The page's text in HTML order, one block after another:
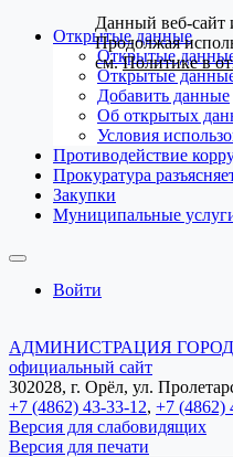
Открытые данные
Открытые
Открытые
Добавить данные
Об открытых
Условия
Противодействие
Прокуратура
Закупки
Муниципальные
Войти
АДМИНИСТРАЦИЯ
официальный сайт
302028, г. Орёл, ул.
+7 (4862) 43-33-12, +7 (4862)
Версия для слабовидящих
Версия для печати
Данный веб-сайт
Продолжая
см.Политике в